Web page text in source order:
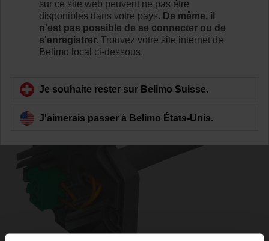
Retour a la catégorie de produits
sur ce site web peuvent ne pas être
disponibles dans votre pays. De même, il
n'est pas possible de se connecter ou de
s'enregistrer. Trouvez votre site internet de
Belimo local ci-dessous.
Je souhaite rester sur Belimo Suisse.
J'aimerais passer à Belimo États-Unis.